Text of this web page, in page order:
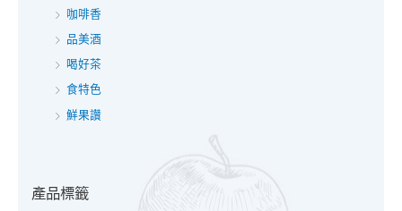
咖啡香
品美酒
喝好茶
食特色
鮮果讚
產品標籤